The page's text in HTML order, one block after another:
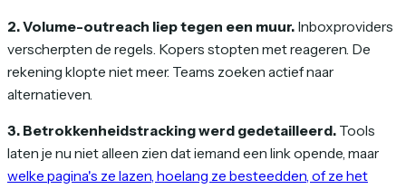
2. Volume-outreach liep tegen een muur. Inboxproviders
verscherpten de regels. Kopers stopten met reageren. De
rekening klopte niet meer. Teams zoeken actief naar
alternatieven.
3. Betrokkenheidstracking werd gedetailleerd. Tools
laten je nu niet alleen zien datiemand een link opende, maar
welke pagina's ze lazen, hoelang ze besteedden, of ze het